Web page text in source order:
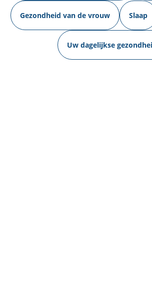
Gezondheid van de vrouw Slaap
Uw dagelijkse